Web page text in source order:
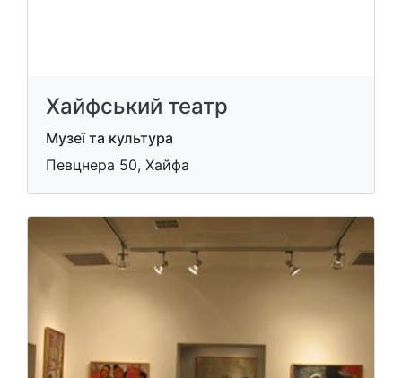
Хайфський театр
Музеї та культура
Певцнера 50, Хайфа